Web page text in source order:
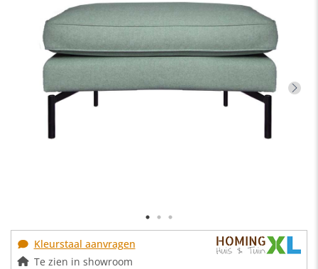
Kleurstaal aanvragen
Te zien in showroom